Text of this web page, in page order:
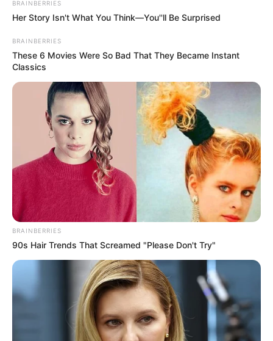
BRAINBERRIES
Her Story Isn't What You Think—You''ll Be Surprised
BRAINBERRIES
These 6 Movies Were So Bad That They Became Instant
Classics
BRAINBERRIES
90s Hair Trends That Screamed "Please Don't Try"